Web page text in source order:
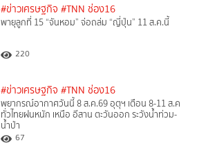
#ข่าวเศรษฐกิจ #TNN ช่อง16
พายุลูกที่ 15 “จันหอม” จ่อถล่ม “ญี่ปุ่น” 11 ส.ค.นี้
220
#ข่าวเศรษฐกิจ #TNN ช่อง16
พยากรณ์อากาศวันนี้ 8 ส.ค.69 อุตุฯ เตือน 8-11 ส.ค
ทั่วไทยฝนหนัก เหนือ อีสาน ตะวันออก ระวังน้ำท่วม-
น้ำป่า
67